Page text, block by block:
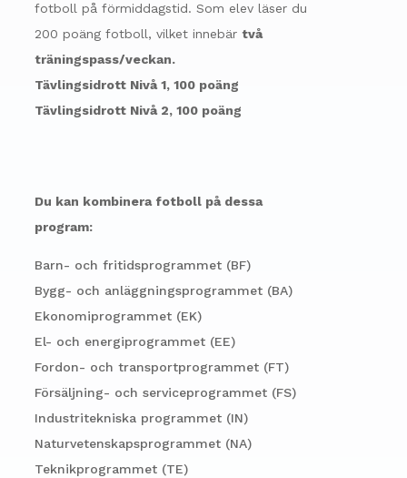
fotboll på förmiddagstid. Som elev läser du
200 poäng fotboll, vilket innebär två
träningspass/veckan.
Tävlingsidrott Nivå 1, 100 poäng
Tävlingsidrott Nivå 2, 100 poäng
Du kan kombinera fotboll på dessa
program:
Barn- och fritidsprogrammet (BF)
Bygg- och anläggningsprogrammet (BA)
Ekonomiprogrammet (EK)
El- och energiprogrammet (EE)
Fordon- och transportprogrammet (FT)
Försäljning- och serviceprogrammet (FS)
Industritekniska programmet (IN)
Naturvetenskapsprogrammet (NA)
Teknikprogrammet (TE)